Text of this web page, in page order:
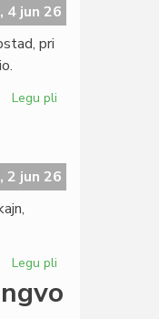
ekspansio
en
4 jun 26
pri
Legu pli
de
la
2 jun 26
Legu pli
renovigita